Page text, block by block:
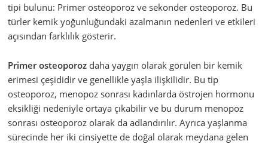
tipi bulunu: Primer osteoporoz ve sekonder osteoporoz. Bu
türler kemik yoğunluğundaki azalmanın nedenleri ve etkileri
açısından farklılık gösterir.
Primer osteoporoz daha yaygın olarak görülen bir kemik
erimesi çeşididir ve genellikle yaşla ilişkilidir. Bu tip
osteoporoz, menopoz sonrası kadınlarda östrojen hormonu
eksikliği nedeniyle ortaya çıkabilir ve bu durum menopoz
sonrası osteoporoz olarak da adlandırılır. Ayrıca yaşlanma
sürecinde her iki cinsiyette de doğal olarak meydana gelen